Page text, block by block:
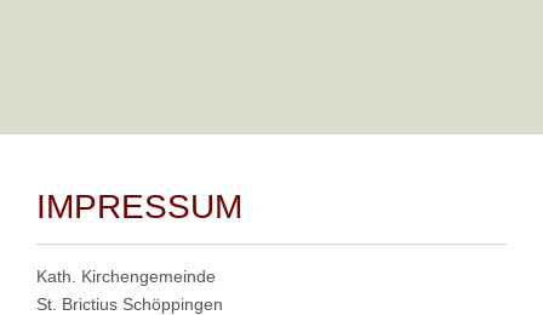
IMPRESSUM
Kath. Kirchengemeinde
St. Brictius Schöppingen